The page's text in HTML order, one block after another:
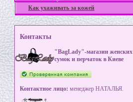
Как ухаживать за кожей
Контакты
"BagLady"-магазин женских
сумок и перчаток в Киеве
Контактное лицо: менеджер НАТАЛЬЯ.